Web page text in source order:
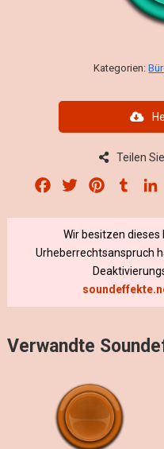
Kategorien:
Teilen
Facebook
Twitter Pinterest
Wir besitzen dieses
Urheberrechtsanspruch
Verwandte